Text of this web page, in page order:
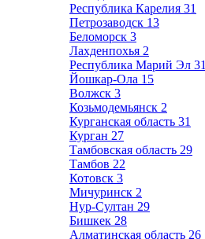
Республика Карелия 31
Петрозаводск 13
Беломорск 3
Лахденпохья 2
Республика Марий Эл 31
Йошкар-Ола 15
Волжск 3
Козьмодемьянск 2
Курганская область 31
Курган 27
Тамбовская область 29
Тамбов 22
Котовск 3
Мичуринск 2
Нур-Султан 29
Бишкек 28
Алматинская область 26